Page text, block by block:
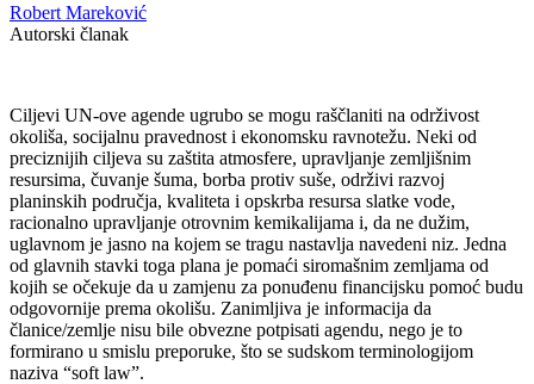
Robert Mareković
Autorski članak
Ciljevi UN-ove agende ugrubo se mogu raščlaniti na održivost
okoliša, socijalnu pravednost i ekonomsku ravnotežu. Neki od
preciznijih ciljeva su zaštita atmosfere, upravljanje zemljišnim
resursima, čuvanje šuma, borba protiv suše, održivi razvoj
planinskih područja, kvaliteta i opskrba resursa slatke vode,
racionalno upravljanje otrovnim kemikalijama i, da ne dužim,
uglavnom je jasno na kojem se tragu nastavlja navedeni niz. Jedna
od glavnih stavki toga plana je pomaći siromašnim zemljama od
kojih se očekuje da u zamjenu za ponuđenu financijsku pomoć budu
odgovornije prema okolišu. Zanimljiva je informacija da
članice/zemlje nisu bile obvezne potpisati agendu, nego je to
formirano u smislu preporuke, što se sudskom terminologijom
naziva “soft law”.